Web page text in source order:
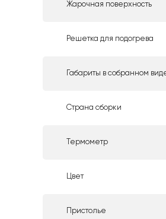
Жарочная поверхность
Решетка для подогрева
Габариты в собранном
Страна сборки
Термометр
Цвет
Пристолье